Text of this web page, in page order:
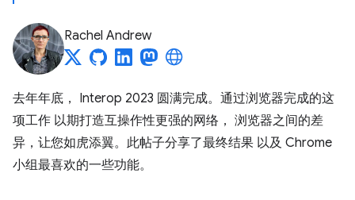
Rachel Andrew
去年年底， Interop 2023 圆满完成。通过浏览器完成的这
项工作 以期打造互操作性更强的网络， 浏览器之间的差
异，让您如虎添翼。此帖子分享了最终结果 以及 Chrome
小组最喜欢的一些功能。